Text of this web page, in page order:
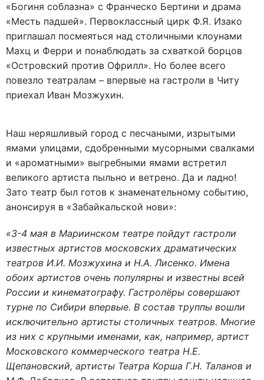
«Богиня соблазна» с Франческо Бертини и драма
«Месть падшей». Первоклассный цирк Ф.Я. Изако
приглашал посмеяться над столичными клоунами
Махц и Ферри и понаблюдать за схваткой борцов
«Островский против Офрилл». Но более всего
повезло театралам – впервые на гастроли в Читу
приехал Иван Мозжухин.
Наш неряшливый город с песчаными, изрытыми
ямами улицами, сдобренными мусорными свалками
и «ароматными» выгребными ямами встретил
великого артиста пыльно и ветрено. Да и ладно!
Зато театр был готов к знаменательному событию,
анонсируя в «Забайкальской нови»:
«3-4 мая в Мариинском театре пойдут гастроли
известных артистов московских драматических
театров И.И. Мозжухина и Н.А. Лисенко. Имена
обоих артистов очень популярны и известны всей
России и кинематографу. Гастролёры совершают
турне по Сибири впервые. В состав труппы вошли
исключительно артисты столичных театров. Многие
из них с крупными именами, как, например, артист
Московского коммерческого театра Н.Е.
Щепановский, артисты Театра Корша Г.Н. Таланов и